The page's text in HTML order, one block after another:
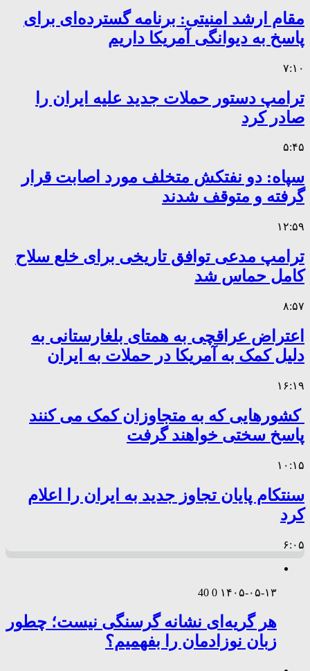
مقام ارشد امنیتی: برنامه گسترده‌ای برای
پاسخ به دیوانگی آمریکا داریم
۷:۱۰
ترامپ دستور حملات جدید علیه ایران را
صادر کرد
۵:۴۵
سپاه: دو نفتکش متخلف مورد اصابت قرار
گرفته و متوقف شدند
۱۲:۵۹
ترامپ مدعی توافق تاریخی برای خلع سلاح
کامل حماس شد
۸:۵۷
اعتراض عراقچی به همتای بلغارستانی به
دلیل کمک به آمریکا در حملات به ایران
۱۶:۱۹
کشورهایی که به متجاوزان کمک می کنند
پاسخ سختی خواهند گرفت
۱۰:۱۵
سنتکام پایان تجاوز جدید به ایران را اعلام
کرد
۶:۰۵
۱۴۰۵-۰۵-۱۳ 0
40
هر گریه‌ای نشانه گرسنگی نیست؛ چطور
زبان نوزادمان را بفهمیم؟